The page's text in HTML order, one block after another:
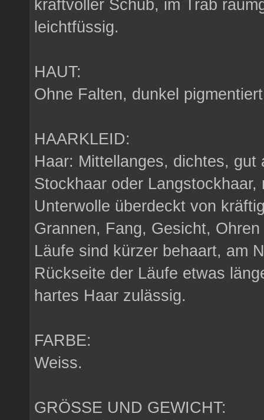
kraftvoller Schub, im Trab
leichtfüssig.
HAUT:
Ohne Falten, dunkel
HAARKLEID:
Haar: Mittellanges, dichtes, gut
Stockhaar oder Langstockhaar,
Unterwolle überdeckt von
Grannen, Fang, Gesicht,
Läufe sind kürzer behaart, am
Rückseite der Läufe etwas
hartes Haar zulässig.
FARBE:
Weiss.
GRÖSSE UND GEWICHT: